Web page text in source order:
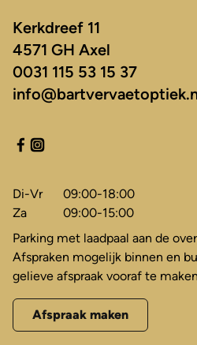
Kerkdreef 11
4571 GH Axel
0031 115 53 15 37
Di-Vr
09:00-18:00
Za
09:00-15:00
Parking met laadpaal aan de
Afspraken mogelijk binnen en
gelieve afspraak vooraf te
Afspraak maken